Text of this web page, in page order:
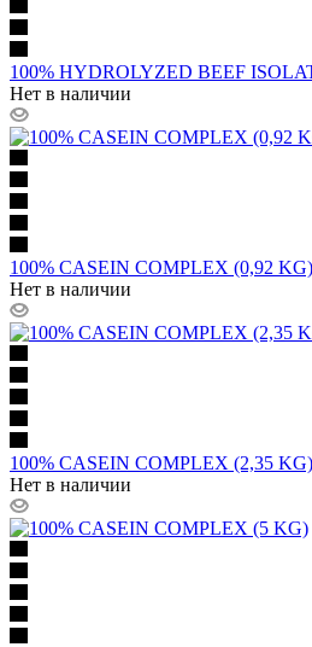
100% HYDROLYZED BEEF
Нет в наличии
100% CASEIN COMPLEX (0,92 KG)
Нет в наличии
100% CASEIN COMPLEX (2,35 KG)
Нет в наличии